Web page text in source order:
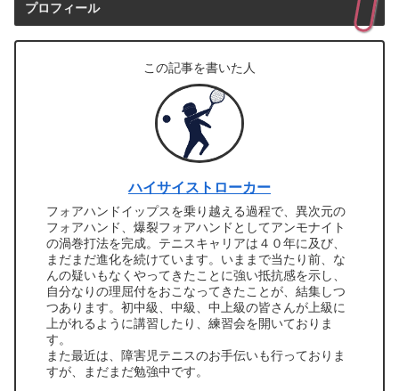
プロフィール
この記事を書いた人
ハイサイストローカー
フォアハンドイップスを乗り越える過程で、異次元の
フォアハンド、爆裂フォアハンドとしてアンモナイト
の渦巻打法を完成。テニスキャリアは４０年に及び、
まだまだ進化を続けています。いままで当たり前、な
んの疑いもなくやってきたことに強い抵抗感を示し、
自分なりの理屈付をおこなってきたことが、結集しつ
つあります。初中級、中級、中上級の皆さんが上級に
上がれるように講習したり、練習会を開いておりま
す。
また最近は、障害児テニスのお手伝いも行っておりま
すが、まだまだ勉強中です。